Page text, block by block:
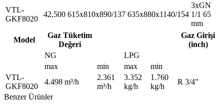
VTL-
GKF8020
42,500 615x810x890/137 635x880x1140/154
3xGN
1/1 65
mm
Model
Gaz Tüketim
Değeri
Gaz Girişi
(inch)
NG
LPG
max
min max
min
VTL-
GKF8020
4.498 m³/h
2.361
m³/h
3.352
kg/h
1.760
kg/h
R 3/4"
Benzer Ürünler